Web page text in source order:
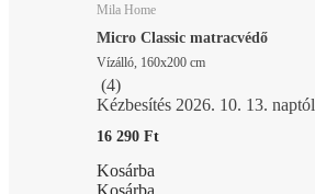
Mila Home
Micro Classic matracvédő
Vízálló, 160x200 cm
(4)
Kézbesítés 2026. 10. 13. naptól
16 290 Ft
Kosárba
Kosárba